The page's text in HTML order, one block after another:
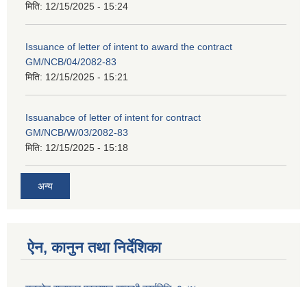
मिति: 12/15/2025 - 15:24
Issuance of letter of intent to award the contract
GM/NCB/04/2082-83
मिति: 12/15/2025 - 15:21
Issuanabce of letter of intent for contract
GM/NCB/W/03/2082-83
मिति: 12/15/2025 - 15:18
अन्य
ऐन, कानुन तथा निर्देशिका